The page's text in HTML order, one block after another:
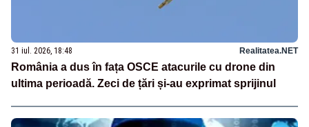
31 iul. 2026, 18:48 Realitatea.NET
România a dus în fața OSCE atacurile cu drone din
ultima perioadă. Zeci de țări și-au exprimat sprijinul